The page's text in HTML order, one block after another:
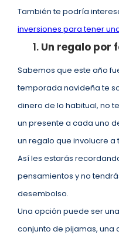
También te podría
inversiones para tener
Un regalo por
Sabemos que este año
temporada navideña te
dinero de lo habitual, no
un presente a cada uno
un regalo que involucre a
Así les estarás
pensamientos y no
desembolso.
Una opción puede ser
conjunto de pijamas, una